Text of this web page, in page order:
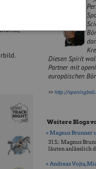
Diesen Spirit
Partner mit
europäischen
>>http://
Weitere Blogs
» Magnus Brunner
31.5.: Magnus
läuten anlässlich
» Andreas Vojta,